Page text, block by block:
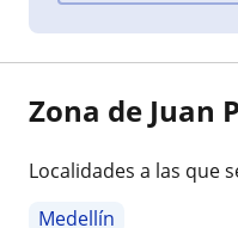
Zona de Juan
Localidades a las que
Medellín